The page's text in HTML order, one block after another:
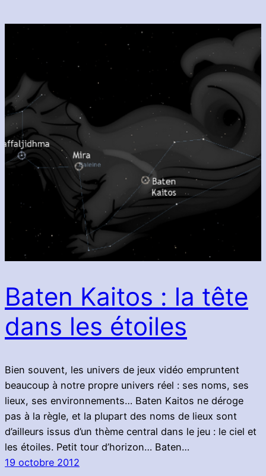
Baten Kaitos : la tête
dans les étoiles
Bien souvent, les univers de jeux vidéo empruntent
beaucoup à notre propre univers réel : ses noms, ses
lieux, ses environnements… Baten Kaitos ne déroge
pas à la règle, et la plupart des noms de lieux sont
d’ailleurs issus d’un thème central dans le jeu : le ciel et
les étoiles. Petit tour d’horizon… Baten…
19 octobre 2012